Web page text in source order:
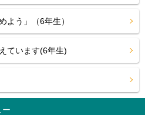
よう」（6年生）
ています(6年生)